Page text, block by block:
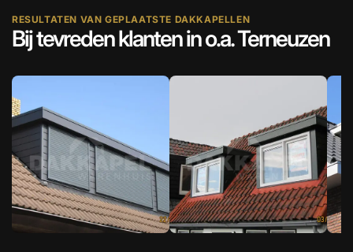
RESULTATEN VAN GEPLAATSTE DAKKAPELLEN
Bij tevreden klanten in o.a. Terneuzen